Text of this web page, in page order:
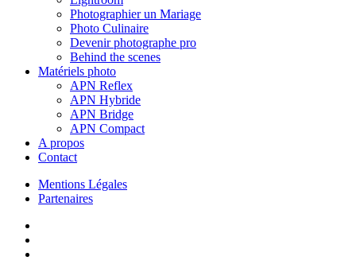
Photographier un Mariage
Photo Culinaire
Devenir photographe pro
Behind the scenes
Matériels photo
APN Reflex
APN Hybride
APN Bridge
APN Compact
A propos
Contact
Mentions Légales
Partenaires